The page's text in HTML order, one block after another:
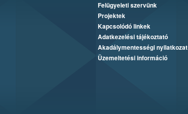
Felügyeleti szervünk
Projektek
Kapcsolódó linkek
Adatkezelési tájékoztató
Akadálymentességi nyilatkozat
Üzemeltetési információ